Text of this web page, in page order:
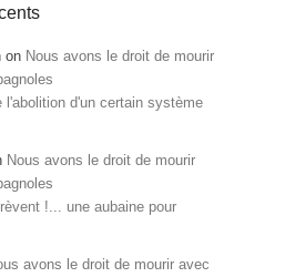
on Nous avons le droit de mourir
l'abolition d'un certain système
Nous avons le droit de mourir
!... une aubaine pour
avons le droit de mourir avec